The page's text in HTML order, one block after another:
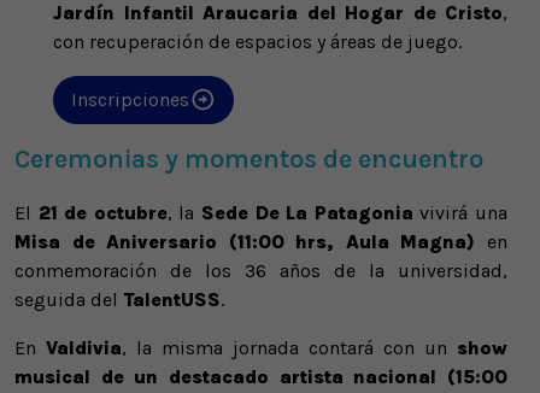
Jardín Infantil Araucaria del Hogar de Cristo,
con recuperación de espacios y áreas de juego.
Inscripciones
Ceremonias y momentos de encuentro
El 21 de octubre, la Sede De La Patagonia vivirá una
Misa de Aniversario (11:00 hrs, Aula Magna) en
conmemoración de los 36 años de la universidad,
seguida del TalentUSS.
En Valdivia, la misma jornada contará con un show
musical de un destacado artista nacional (15:00